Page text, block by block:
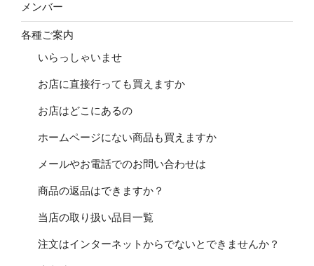
メンバー
各種ご案内
いらっしゃいませ
お店に直接行っても買えますか
お店はどこにあるの
ホームページにない商品も買えますか
メールやお電話でのお問い合わせは
商品の返品はできますか？
当店の取り扱い品目一覧
注文はインターネットからでないとできませんか？